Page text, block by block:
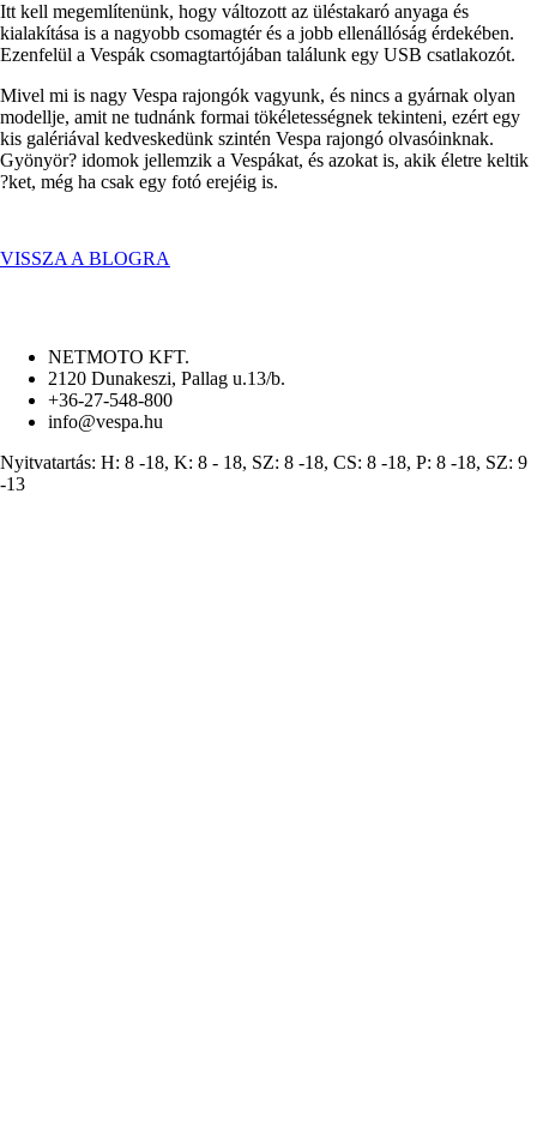
Itt kell megemlítenünk, hogy változott az üléstakaró anyaga és
kialakítása is a nagyobb csomagtér és a jobb ellenállóság érdekében.
Ezenfelül a Vespák csomagtartójában találunk egy USB csatlakozót.
Mivel mi is nagy Vespa rajongók vagyunk, és nincs a gyárnak olyan
modellje, amit ne tudnánk formai tökéletességnek tekinteni, ezért egy
kis galériával kedveskedünk szintén Vespa rajongó olvasóinknak.
Gyönyör? idomok jellemzik a Vespákat, és azokat is, akik életre keltik
?ket, még ha csak egy fotó erejéig is.
VISSZA A BLOGRA
NETMOTO KFT.
2120 Dunakeszi, Pallag u.13/b.
+36-27-548-800
info@vespa.hu
Nyitvatartás: H: 8 -18, K: 8 - 18, SZ: 8 -18, CS: 8 -18, P: 8 -18, SZ: 9
-13